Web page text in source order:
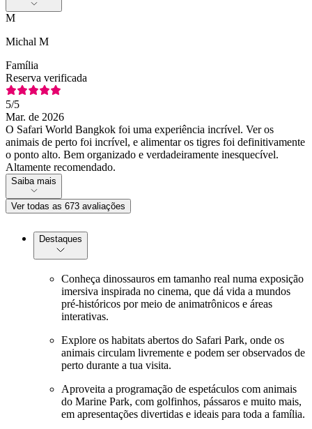
M
Michal M
Família
Reserva verificada
5/5
Mar. de 2026
O Safari World Bangkok foi uma experiência incrível. Ver os
animais de perto foi incrível, e alimentar os tigres foi definitivamente
o ponto alto. Bem organizado e verdadeiramente inesquecível.
Altamente recomendado.
Saiba mais
Ver todas as 673 avaliações
Destaques
Conheça dinossauros em tamanho real numa exposição
imersiva inspirada no cinema, que dá vida a mundos
pré-históricos por meio de animatrônicos e áreas
interativas.
Explore os habitats abertos do Safari Park, onde os
animais circulam livremente e podem ser observados de
perto durante a tua visita.
Aproveita a programação de espetáculos com animais
do Marine Park, com golfinhos, pássaros e muito mais,
em apresentações divertidas e ideais para toda a família.